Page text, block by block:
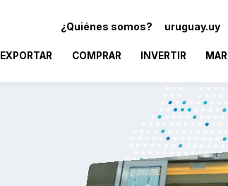
¿Quiénes somos? uruguay.uy
EXPORTAR COMPRAR INVERTIR